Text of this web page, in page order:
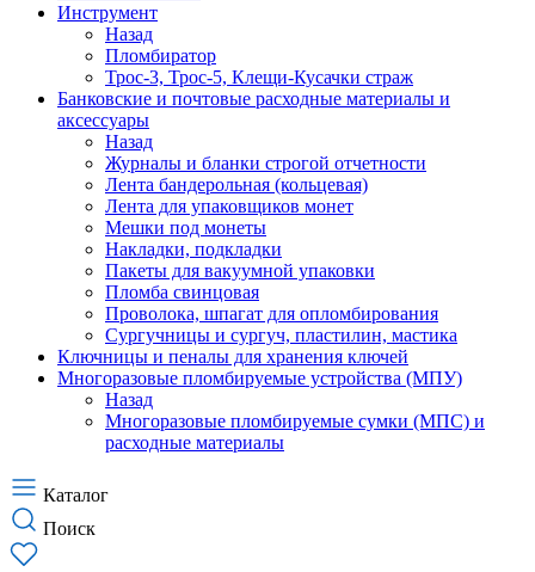
Инструмент
Назад
Пломбиратор
Трос-3, Трос-5, Клещи-Кусачки страж
Банковские и почтовые расходные материалы и
аксессуары
Назад
Журналы и бланки строгой отчетности
Лента бандерольная (кольцевая)
Лента для упаковщиков монет
Мешки под монеты
Накладки, подкладки
Пакеты для вакуумной упаковки
Пломба свинцовая
Проволока, шпагат для опломбирования
Сургучницы и сургуч, пластилин, мастика
Ключницы и пеналы для хранения ключей
Многоразовые пломбируемые устройства (МПУ)
Назад
Многоразовые пломбируемые сумки (МПС) и
расходные материалы
Каталог
Поиск